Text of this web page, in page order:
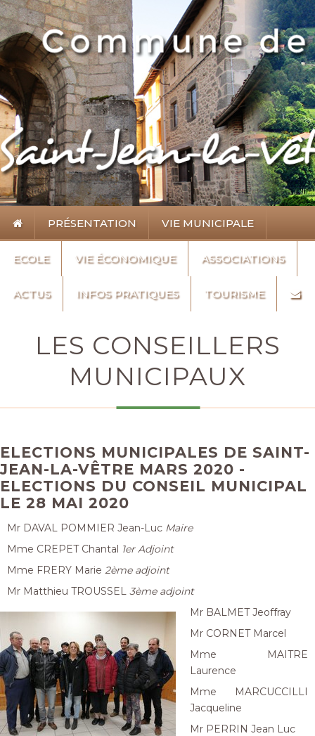
PRÉSENTATION VIE MUNICIPALE
ECOLE VIE ÉCONOMIQUE ASSOCIATIONS
ACTUS INFOS PRATIQUES TOURISME
LES CONSEILLERS
MUNICIPAUX
ELECTIONS MUNICIPALES DE SAINT-
JEAN-LA-VÊTRE MARS 2020 -
ELECTIONS DU CONSEIL MUNICIPAL
LE 28 MAI 2020
Mr DAVAL POMMIER Jean-Luc Maire
Mme CREPET Chantal 1er Adjoint
Mme FRERY Marie 2ème adjoint
Mr Matthieu TROUSSEL 3ème adjoint
Mr BALMET Jeoffray
Mr CORNET Marcel
Mme MAITRE
Laurence
Mme MARCUCCILLI
Jacqueline
Mr PERRIN Jean Luc